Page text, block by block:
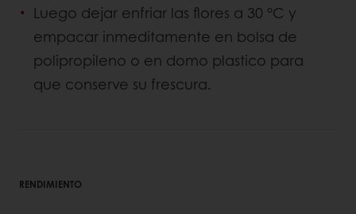
Luego dejar enfriar las flores a 30 °C y
empacar inmeditamente en bolsa de
polipropileno o en domo plastico para
que conserve su frescura.
RENDIMIENTO